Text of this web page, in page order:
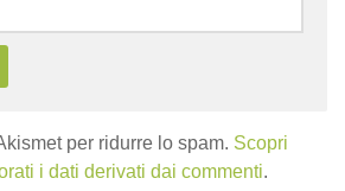
per ridurre lo spam. Scopri
i dati derivati dai commenti.